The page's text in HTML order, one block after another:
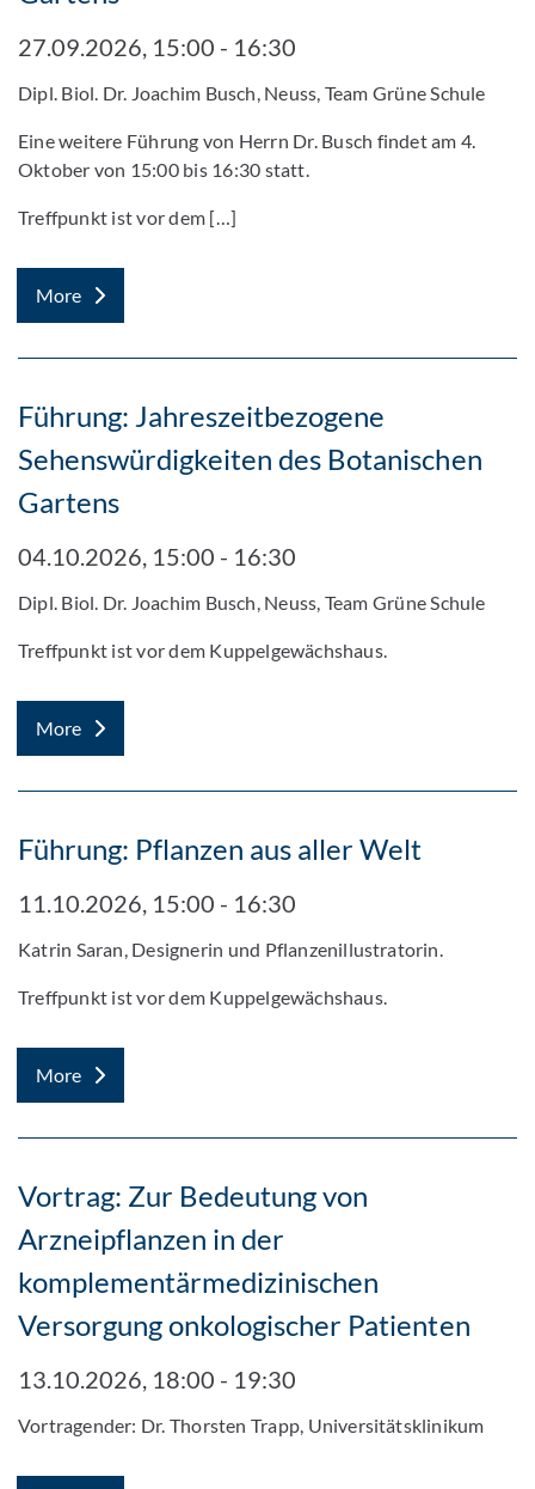
27.09.2026, 15:00 - 16:30
Dipl. Biol. Dr. Joachim Busch, Neuss, Team Grüne Schule
Eine weitere Führung von Herrn Dr. Busch findet am 4.
Oktober von 15:00 bis 16:30 statt.
Treffpunkt ist vor dem […]
More
Führung: Jahreszeitbezogene
Sehenswürdigkeiten des Botanischen
Gartens
04.10.2026, 15:00 - 16:30
Dipl. Biol. Dr. Joachim Busch, Neuss, Team Grüne Schule
Treffpunkt ist vor dem Kuppelgewächshaus.
More
Führung: Pflanzen aus aller Welt
11.10.2026, 15:00 - 16:30
Katrin Saran, Designerin und Pflanzenillustratorin.
Treffpunkt ist vor dem Kuppelgewächshaus.
More
Vortrag: Zur Bedeutung von
Arzneipflanzen in der
komplementärmedizinischen
Versorgung onkologischer Patienten
13.10.2026, 18:00 - 19:30
Vortragender: Dr. Thorsten Trapp, Universitätsklinikum